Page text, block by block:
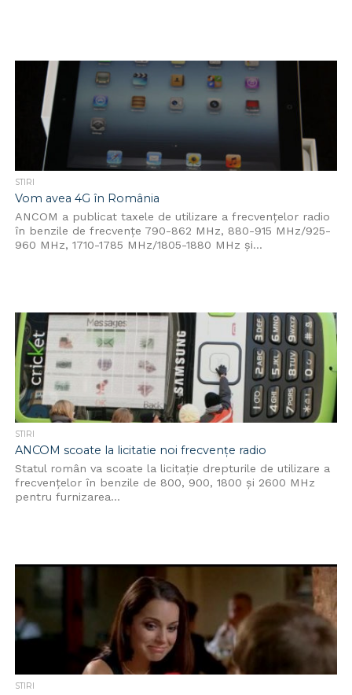
STIRI
Vom avea 4G în România
ANCOM a publicat taxele de utilizare a frecvenţelor radio
în benzile de frecvenţe 790-862 MHz, 880-915 MHz/925-
960 MHz, 1710-1785 MHz/1805-1880 MHz şi...
STIRI
ANCOM scoate la licitatie noi frecvențe radio
Statul român va scoate la licitație drepturile de utilizare a
frecvenţelor în benzile de 800, 900, 1800 şi 2600 MHz
pentru furnizarea...
STIRI